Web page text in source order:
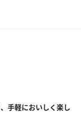
手軽においしく楽し